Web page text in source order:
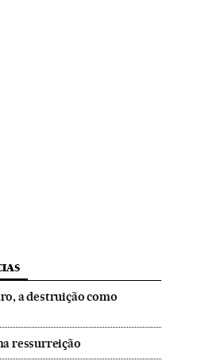
a destruição como
ressurreição